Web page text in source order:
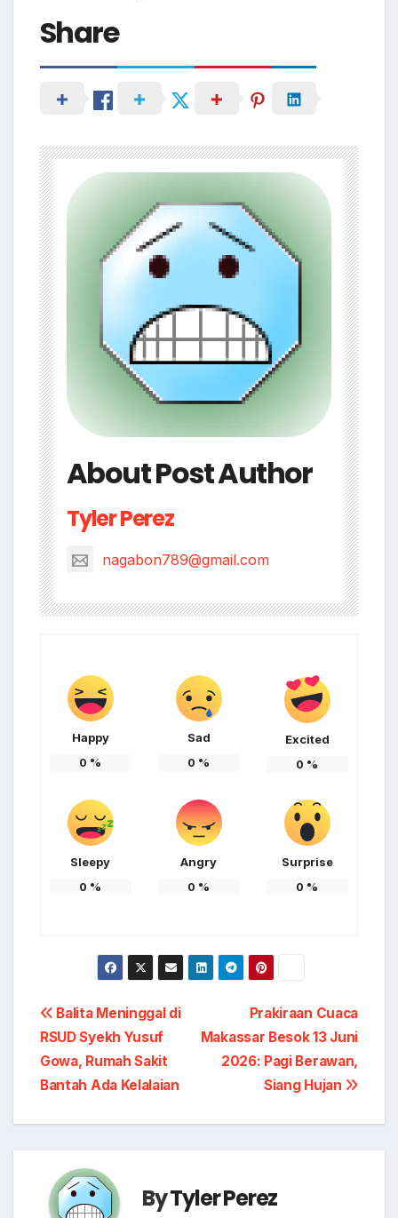
Share
About Post Author
Tyler Perez
nagabon789@gmail.com
Happy
0 %
Sad
0 %
Excited
0 %
Sleepy
0 %
Angry
0 %
Surprise
0 %
Post
navigation
Prakiraan Cuaca
Makassar Besok 13 Juni
2026: Pagi Berawan,
Siang Hujan
Balita Meninggal di
RSUD Syekh Yusuf
Gowa, Rumah Sakit
Bantah Ada Kelalaian
ByTyler Perez